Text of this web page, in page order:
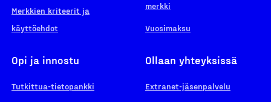
Merkkien kriteerit ja
käyttöehdot
merkki
Vuosimaksu
Opi ja innostu
Tutkittua-tietopankki
Ollaan yhteyksissä
Extranet-jäsenpalvelu